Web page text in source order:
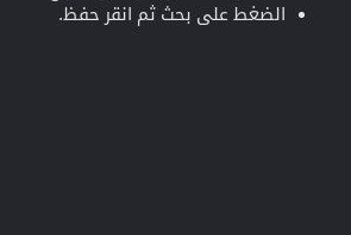
الضغط على بحث ثم انقر حفظ.